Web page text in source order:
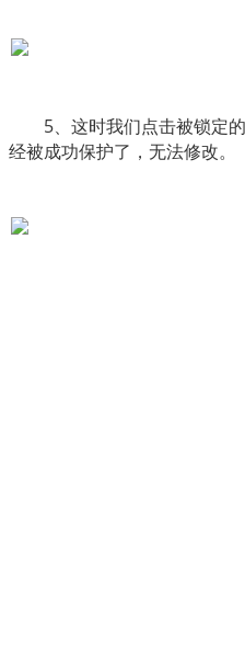
5、这时我们点击被锁定的
经被成功保护了，无法修改。